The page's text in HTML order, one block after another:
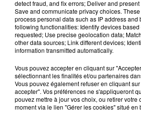
Canicule : les
pour protéger
detect fraud, and fix errors; Deliver and
Save and communicate privacy choices.
process personal data such as IP address and
following functionalities: Identify devices
requested; Use precise geolocation data;
other data sources; Link different devices;
information transmitted automatically.
Vous pouvez accepter en cliquant sur
sélectionnant les finalités et/ou partenaires
Vous pouvez également refuser en cliquant
accepter". Vos préférences ne s'appliqueront
pouvez mettre à jour vos choix, ou retirer votre
moment via le lien "Gérer les cookies" situé en